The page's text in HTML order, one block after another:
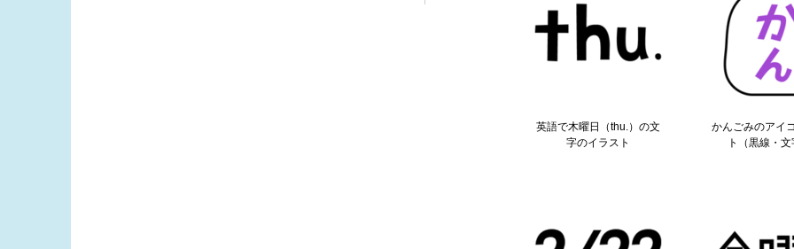
英語で木曜日（thu.）の文
字のイラスト
かんごみのアイ
ト（黒線・